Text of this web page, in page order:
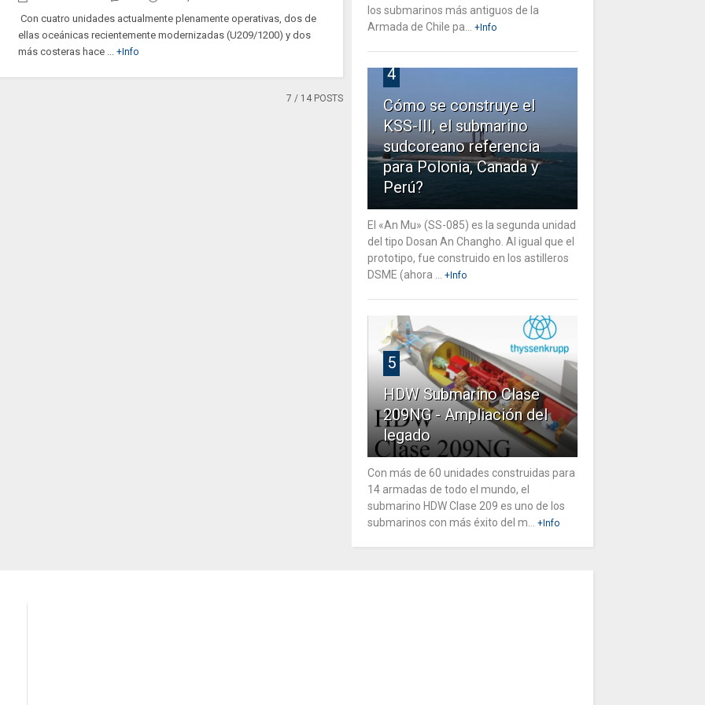
Con cuatro unidades actualmente plenamente operativas, dos de
ellas oceánicas recientemente modernizadas (U209/1200) y dos
más costeras hace ... +Info
7 / 14 POSTS
los submarinos más antiguos de la
Armada de Chile pa...
+Info
4
Cómo se construye el
KSS-III, el submarino
sudcoreano referencia
para Polonia, Canada y
Perú?
El «An Mu» (SS-085) es la segunda unidad
del tipo Dosan An Changho. Al igual que el
prototipo, fue construido en los astilleros
DSME (ahora ...
+Info
5
HDW Submarino Clase
209NG - Ampliación del
legado
Con más de 60 unidades construidas para
14 armadas de todo el mundo, el
submarino HDW Clase 209 es uno de los
submarinos con más éxito del m...
+Info